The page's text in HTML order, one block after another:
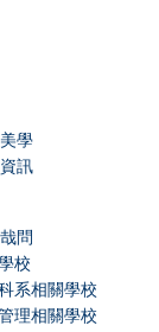
學
訊
問
校
系相關學校
理相關學校